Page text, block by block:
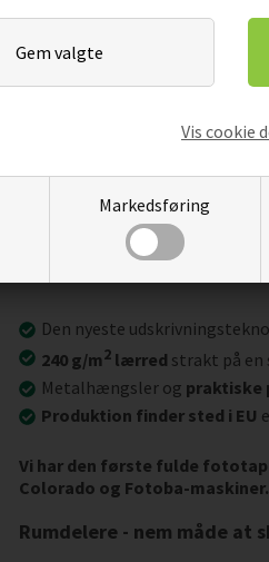
Markedsføring
Vis cookie
Vigtigste
Den nyeste
240 g/m2lærred strakt på en
Metalhængsler og praktiske
Produktion finder sted i EU
Vi har den første fulde
Colorado og Fotoba-maskiner.
Rumdelere - nem måde at